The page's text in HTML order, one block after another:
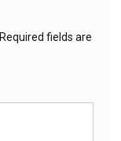
Required fields are